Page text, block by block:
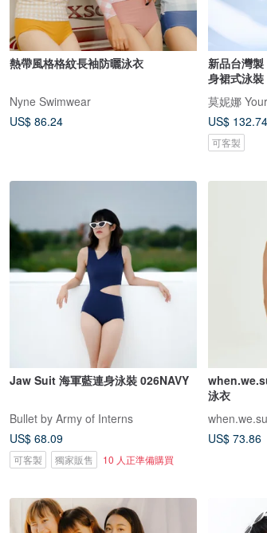
熱帶風格格紋長袖防曬泳衣
Nyne Swimwear
US$ 86.24
新品台灣
身裙式泳
莫妮娜
US$ 132.74
可客製
Jaw Suit 海軍藍連身泳裝 026NAVY
Bullet by Army of Interns
US$ 68.09
可客製 獨家販售 10 人正準備購買
泳衣
US$ 73.86